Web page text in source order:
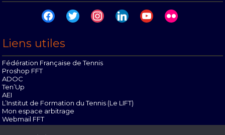
facebooktwitter instagramlinkedinyoutubeflickr
Liens utiles
Fédération Française de Tennis
Proshop FFT
ADOC
Ten’Up
AEI
L’Institut de Formation du Tennis (Le LIFT)
Mon espace arbitrage
Webmail FFT
Offres d’emploi